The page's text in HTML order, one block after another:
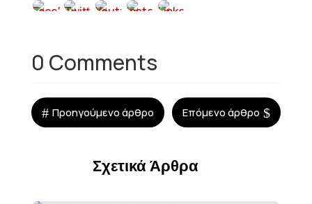
0 Comments
# Προηγούμενο άρθρο Επόμενο άρθρο $
Σχετικά Άρθρα